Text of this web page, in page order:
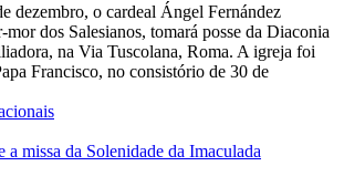
dezembro, o cardeal Ángel Fernández
dos Salesianos, tomará posse da Diaconia
na Via Tuscolana, Roma. A igreja foi
Francisco, no consistório de 30 de